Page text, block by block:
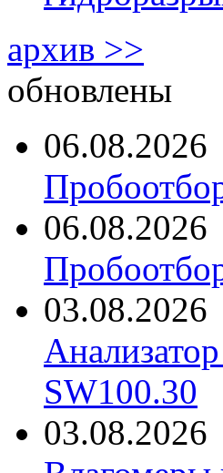
архив >>
обновлены
06.08.2026
06.08.2026
03.08.2026
SW100.30
03.08.2026